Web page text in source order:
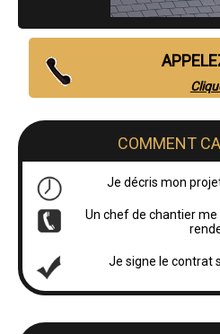
COMMENT
Je décris mon
Un chef de chantier
Je signe le contrat